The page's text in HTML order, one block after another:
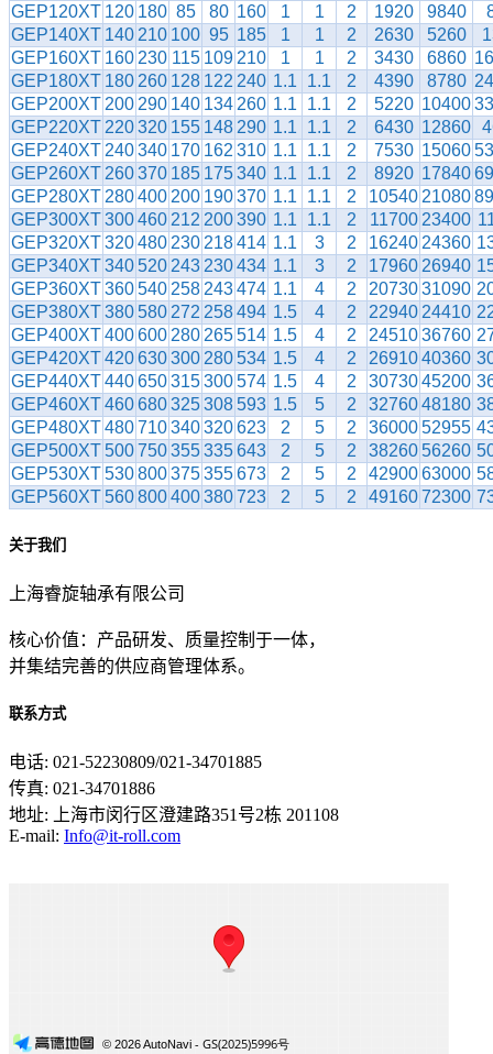
GEP120XT 120 180 85 80 160 1 1 2 1920 9840
GEP140XT 140 210 100 95 185 1 1 2 2630 5260
GEP160XT 160 230 115 109 210 1 1 2 3430 6860
GEP180XT 180 260 128 122 240 1.1 1.1 2 4390 8780
GEP200XT 200 290 140 134 260 1.1 1.1 2 5220 10400
GEP220XT 220320 155 148 290 1.1 1.1 2 6430 12860
GEP240XT 240340 170 162 310 1.1 1.1 2 7530 15060
GEP260XT 260370 185 175340 1.1 1.1 2 8920 17840
GEP280XT 280400 200 190370 1.1 1.1 2 10540 21080
GEP300XT300460 212 200390 1.1 1.1 2 11700 23400
GEP320XT320480 230 218414 1.1 3 2 16240 24360
GEP340XT340520 243 230434 1.1 3 2 17960 26940
GEP360XT360540 258 243474 1.1 4 2 2073031090
GEP380XT380580 272 258494 1.5 4 2 22940 24410
GEP400XT400600 280 265514 1.5 4 2 2451036760
GEP420XT420630300 280534 1.5 4 2 2691040360
GEP440XT440650315300574 1.5 4 2 3073045200
GEP460XT460680325308593 1.5 5 2 3276048180
GEP480XT480710340320623 2 5 2 3600052955
GEP500XT500750355335643 2 5 2 3826056260
GEP530XT530800375355673 2 5 2 4290063000
GEP560XT560800400380723 2 5 2 4916072300
关于我们
上海睿旋轴承有限公司
核心价值：产品研发、质量控制于一体，
并集结完善的供应商管理体系。
联系方式
电话: 021-52230809/021-34701885
传真: 021-34701886
地址: 上海市闵行区澄建路351号2栋 201108
E-mail: Info@it-roll.com